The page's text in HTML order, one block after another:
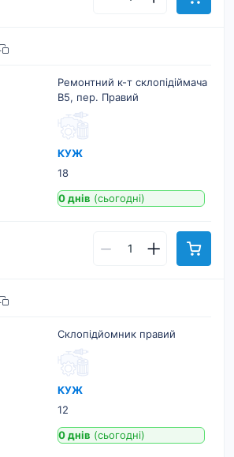
Ремонтний к-т склопідіймача
B5, пер. Правий
КУЖ
18
0 днів (сьогодні)
Склопідйомник правий
КУЖ
12
0 днів (сьогодні)